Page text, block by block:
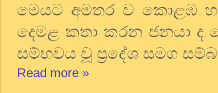
මෙයට අමතර ව කොළඹ
දෙමළ කතා කරන ජනයා
සම්භවය වූ ප්‍රදේශ සමග
Read more »